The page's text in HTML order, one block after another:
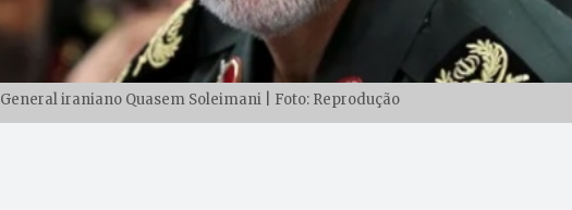
General iraniano Quasem Soleimani | Foto: Reprodução